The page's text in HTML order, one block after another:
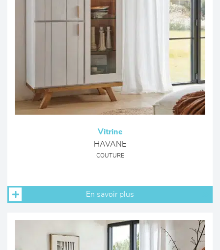
Vitrine
HAVANE
COUTURE
En savoir plus